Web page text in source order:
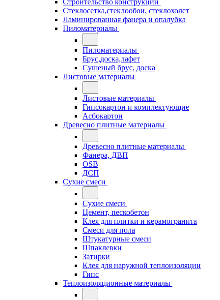
Строительство конструкций
Стеклосетка,стеклообои, стеклохолст
Ламинированная фанера и опалубка
Пиломатериалы
Пиломатериалы
Брус,доска,лафет
Сушеный брус, доска
Листовые материалы
Листовые материалы
Гипсокартон и комплектующие
Асбокартон
Древесно плитные материалы
Древесно плитные материалы
Фанера, ДВП
OSB
ДСП
Сухие смеси
Сухие смеси
Цемент, пескобетон
Клея для плитки и керамогранита
Смеси для пола
Штукатурные смеси
Шпаклевки
Затирки
Клея для наружной теплоизоляции
Гипс
Теплоизоляционные материалы